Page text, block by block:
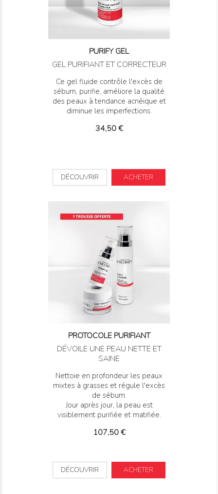
PURIFY GEL
GEL PURIFIANT ET CORRECTEUR
Ce gel fluide contrôle l'excès de
sébum, purifie, améliore la qualité
des peaux à tendance acnéique et
diminue les imperfections.
Prix
34,50 €
DÉCOUVRIR ACHETER
PROTOCOLE PURIFIANT
DÉVOILE UNE PEAU NETTE ET
SAINE
Nettoie en profondeur les peaux
mixtes à grasses et régule l'excès
de sébum.
Jour après jour, la peau est
visiblement purifiée et matifiée.
Prix
107,50 €
DÉCOUVRIR ACHETER